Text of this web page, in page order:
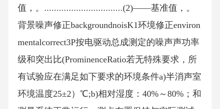
值，。................................(2)——基准值，。
背景噪声修正backgroundnoisK1环境修正environ
mentalcorrect3P按电驱动总成测定的噪声声功率
级和突出比(ProminenceRatio若无特殊要求，所
有试验应在满足如下要求的环境条件a)半消声室
环境温度25±2）℃;b)相对湿度：40%～80%；和